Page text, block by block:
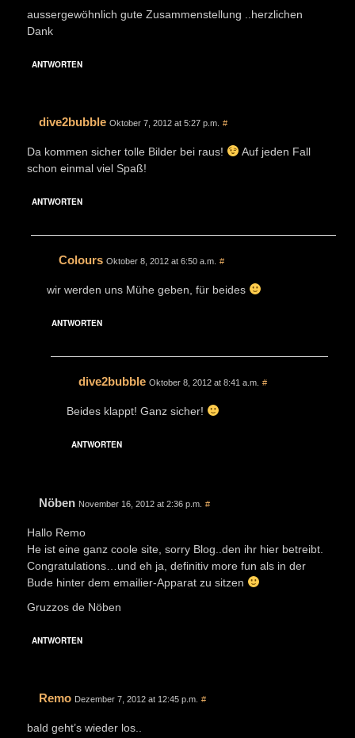
aussergewöhnlich gute Zusammenstellung ..herzlichen
Dank
ANTWORTEN
dive2bubble Oktober 7, 2012 at 5:27 p.m. #
Da kommen sicher tolle Bilder bei raus!
Auf jeden Fall
schon einmal viel Spaß!
ANTWORTEN
Colours Oktober 8, 2012 at 6:50 a.m. #
wir werden uns Mühe geben, für beides
ANTWORTEN
dive2bubble Oktober 8, 2012 at 8:41 a.m. #
Beides klappt! Ganz sicher!
ANTWORTEN
Nöben November 16, 2012 at 2:36 p.m. #
Hallo Remo
He ist eine ganz coole site, sorry Blog..den ihr hier betreibt.
Congratulations…und eh ja, definitiv more fun als in der
Bude hinter dem emailier-Apparat zu sitzen
Gruzzos de Nöben
ANTWORTEN
Remo Dezember 7, 2012 at 12:45 p.m. #
bald geht’s wieder los..